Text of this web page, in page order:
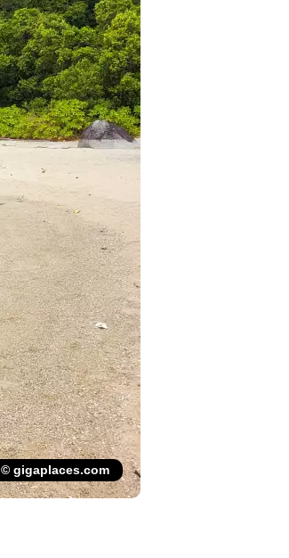
© gigaplaces.com